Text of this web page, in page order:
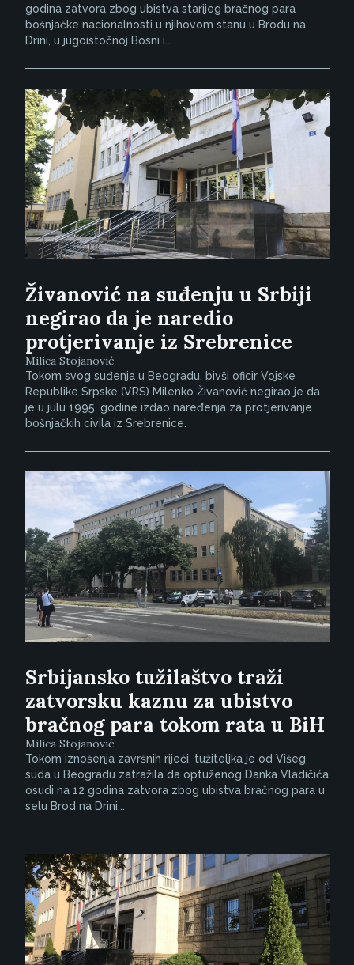
godina zatvora zbog ubistva starijeg bračnog para
bošnjačke nacionalnosti u njihovom stanu u Brodu na
Drini, u jugoistočnoj Bosni i...
Živanović na suđenju u Srbiji
negirao da je naredio
protjerivanje iz Srebrenice
Milica Stojanović
Tokom svog suđenja u Beogradu, bivši oficir Vojske
Republike Srpske (VRS) Milenko Živanović negirao je da
je u julu 1995. godine izdao naređenja za protjerivanje
bošnjačkih civila iz Srebrenice.
Srbijansko tužilaštvo traži
zatvorsku kaznu za ubistvo
bračnog para tokom rata u BiH
Milica Stojanović
Tokom iznošenja završnih riječi, tužiteljka je od Višeg
suda u Beogradu zatražila da optuženog Danka Vladičića
osudi na 12 godina zatvora zbog ubistva bračnog para u
selu Brod na Drini...